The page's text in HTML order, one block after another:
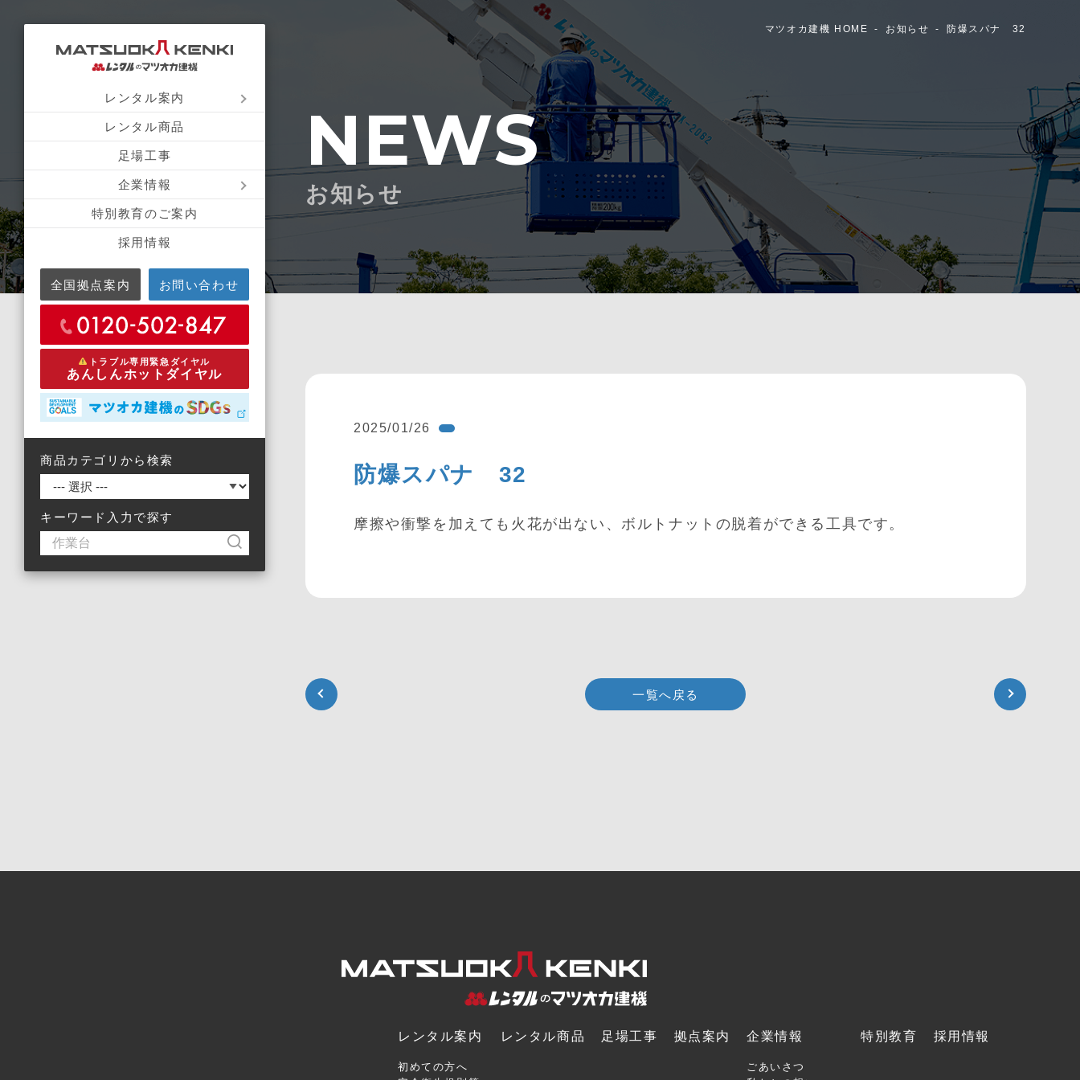
レンタル案内
レンタル商品
足場工事
企業情報
特別教育のご案内
採用情報
全国拠点案内 お問い合わせ
トラブル専用緊急ダイヤル
あんしんホットダイヤル
商品カテゴリから検索
キーワード入力で探す
マツオカ建機 HOME お知らせ 防爆スパナ 32
NEWS
お知らせ
2025/01/26
防爆スパナ 32
摩擦や衝撃を加えても火花が出ない、ボルトナットの脱着ができる工具です。
一覧へ戻る
レンタル案内
初めての方へ
レンタル商品 足場工事 拠点案内 企業情報
ごあいさつ
特別教育 採用情報